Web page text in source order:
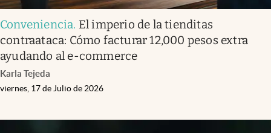
El Cronista Studio
Mediakit
abre en nueva pestaña
Argentina
Conveniencia. El imperio de la tienditas
contraataca: Cómo facturar 12,000 pesos extra
ayudando al e-commerce
Karla Tejeda
viernes, 17 de Julio de 2026